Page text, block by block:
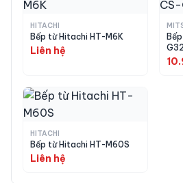
· Showroom HN: 21 Lê Văn
Hà Nội.
Tham khảo thêm các sản
bạn có thể xem thêm
Nhật
hànhcủa Japan VIP.
HITACHI
Bếp từ Hitachi HT-M6K
Liên hệ
HITACHI
Bếp từ Hitachi HT-M60S
Liên hệ